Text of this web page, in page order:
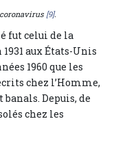
[9].
fut celui de la
aux États-Unis
1960 que les
chez l’Homme,
Depuis, de
chez les